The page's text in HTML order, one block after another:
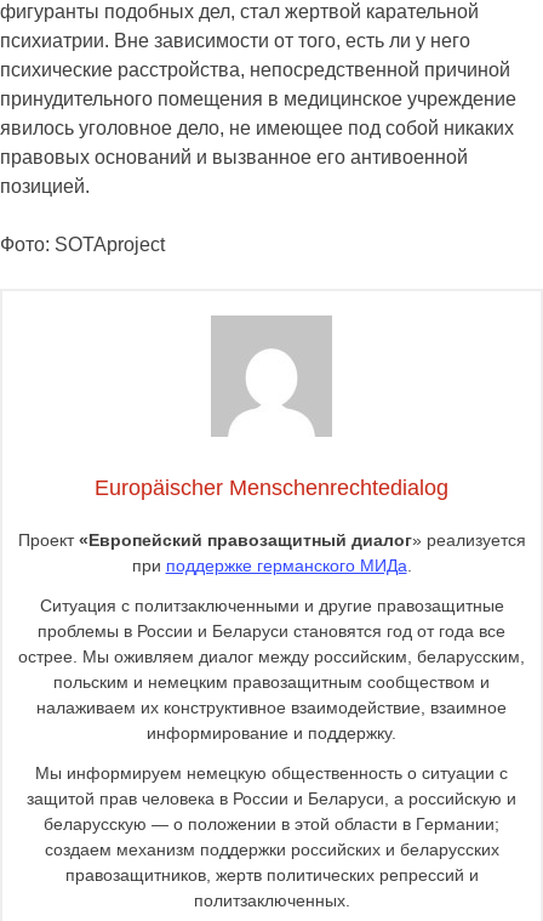
фигуранты подобных дел, стал жертвой карательной
психиатрии. Вне зависимости от того, есть ли у него
психические расстройства, непосредственной причиной
принудительного помещения в медицинское учреждение
явилось уголовное дело, не имеющее под собой никаких
правовых оснований и вызванное его антивоенной
позицией.
Фото: SOTAproject
Europäischer Menschenrechtedialog
Проект«Европейский правозащитный диалог» реализуется
при поддержке германского МИДа.
Ситуация с политзаключенными и другие правозащитные
проблемы в России и Беларуси становятся год от года все
острее. Мы оживляем диалог между российским, беларусским,
польским и немецким правозащитным сообществом и
налаживаем их конструктивное взаимодействие, взаимное
информирование и поддержку.
Мы информируем немецкую общественность о ситуации с
защитой прав человека в России и Беларуси, а российскую и
беларусскую — о положении в этой области в Германии;
создаем механизм поддержки российских и беларусских
правозащитников, жертв политических репрессий и
политзаключенных.